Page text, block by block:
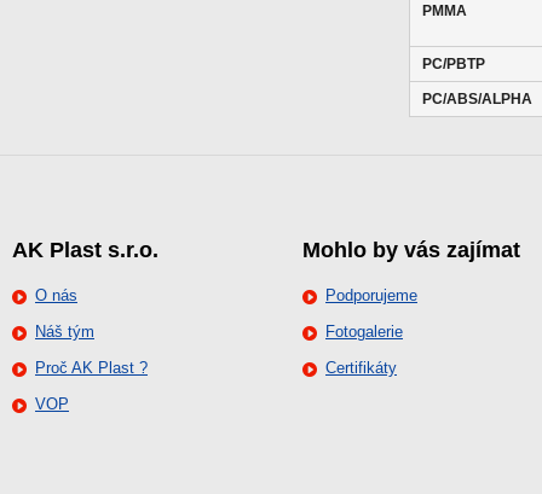
PMMA
PC/PBTP
PC/ABS/ALPHA
AK Plast s.r.o.
O nás
Náš tým
Proč AK Plast ?
VOP
Mohlo by vás zajímat
Podporujeme
Fotogalerie
Certifikáty